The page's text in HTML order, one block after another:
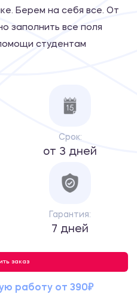
Берем на себя все. От
заполнить все поля
студентам
Срок:
от 3 дней
Гарантия:
7 дней
заказ
работу от 390₽